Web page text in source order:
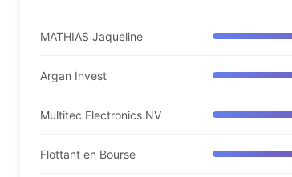
MATHIAS Jaqueline
Argan Invest
Multitec Electronics NV
Flottant en Bourse